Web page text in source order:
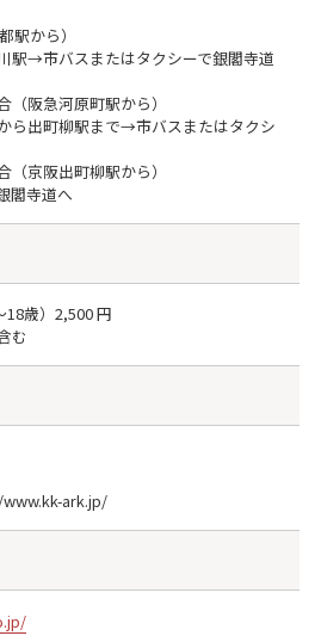
駅から）
駅→市バスまたはタクシーで銀閣寺道
（阪急河原町駅から）
ら出町柳駅まで→市バスまたはタクシ
（京阪出町柳駅から）
閣寺道へ
18歳）2,500 円
む
ark.jp/